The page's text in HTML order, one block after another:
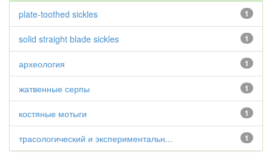
1
plate-toothed sickles
1
solid straight blade sickles
1
археология
1
жатвенные серпы
1
костяные мотыги
1
трасологический и экспериментальн...